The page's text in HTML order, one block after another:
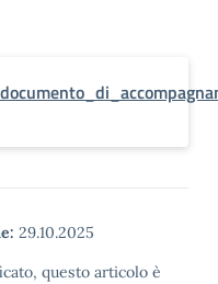
29.10.2025
questo articolo è